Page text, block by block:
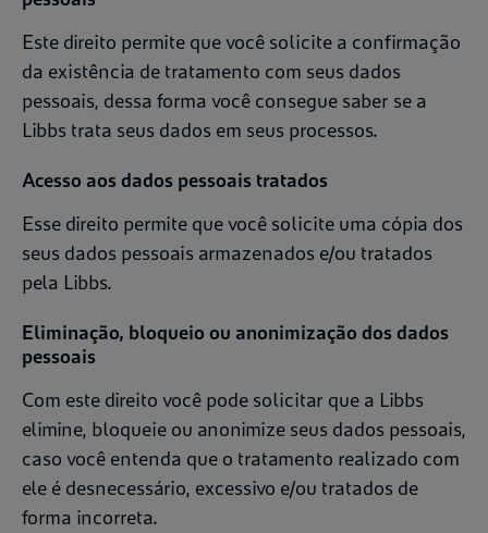
Este direito permite que você solicite a confirmação
da existência de tratamento com seus dados
pessoais, dessa forma você consegue saber se a
Libbs trata seus dados em seus processos.
Acesso aos dados pessoais tratados
Esse direito permite que você solicite uma cópia dos
seus dados pessoais armazenados e/ou tratados
pela Libbs.
Eliminação, bloqueio ou anonimização dos dados
pessoais
Com este direito você pode solicitar que a Libbs
elimine, bloqueie ou anonimize seus dados pessoais,
caso você entenda que o tratamento realizado com
ele é desnecessário, excessivo e/ou tratados de
forma incorreta.